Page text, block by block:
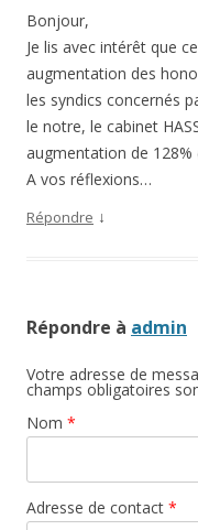
Bonjour,
Je lis avec intérêt que
augmentation des
les syndics concernés
le notre, le cabinet
augmentation de 128%
A vos réflexions…
Répondre ↓
Répondre à admin
Votre adresse de
champs obligatoires
Nom *
Adresse de contact *